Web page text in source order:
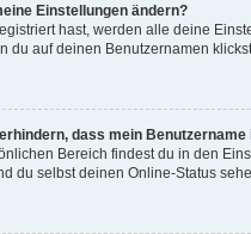
Einstellungen ändern?
hast, werden alle deine
du auf deinen Benutzernamen
dass mein
Bereich findest du in den
du selbst deinen Online-Status